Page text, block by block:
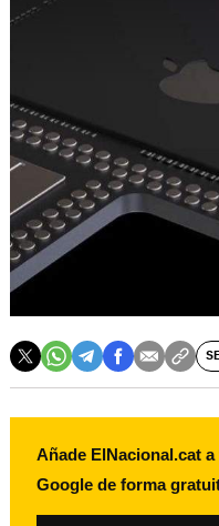
Añade ElNacional.cat
Google de forma